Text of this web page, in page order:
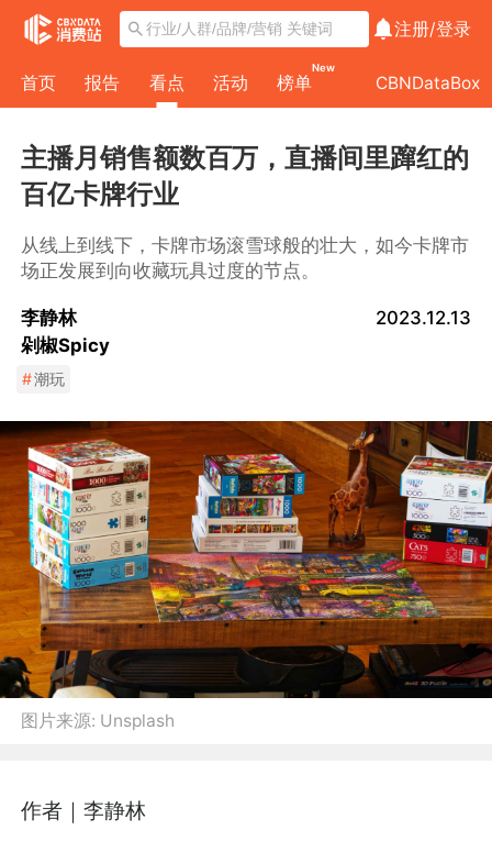
注册/登录
首页 报告 看点 活动 榜单
New
CBNDataBox
主播月销售额数百万，直播间里蹿红的
百亿卡牌行业
从线上到线下，卡牌市场滚雪球般的壮大，如今卡牌市
场正发展到向收藏玩具过度的节点。
李静林
剁椒Spicy
2023.12.13
#潮玩
图片来源: Unsplash
作者｜李静林